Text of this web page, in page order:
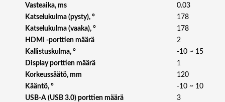
|
Vasteaika, ms
0.03
Katselukulma (pysty), °
178
Katselukulma (vaaka), °
178
HDMI -porttien määrä
2
Kallistuskulma, °
-10 ~ 15
Display porttien määrä
1
Korkeussäätö, mm
120
Kääntö, °
-10 ~ 10
USB-A (USB 3.0) porttien määrä
3